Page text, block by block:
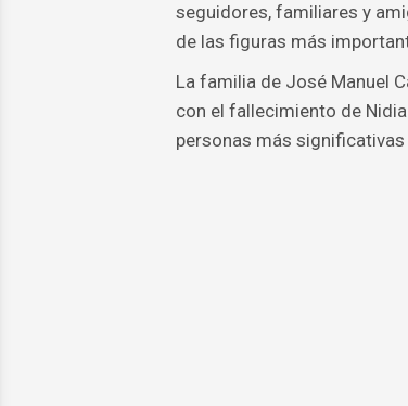
seguidores, familiares y
de las figuras más
La familia de José Manuel
con el fallecimiento de
personas más